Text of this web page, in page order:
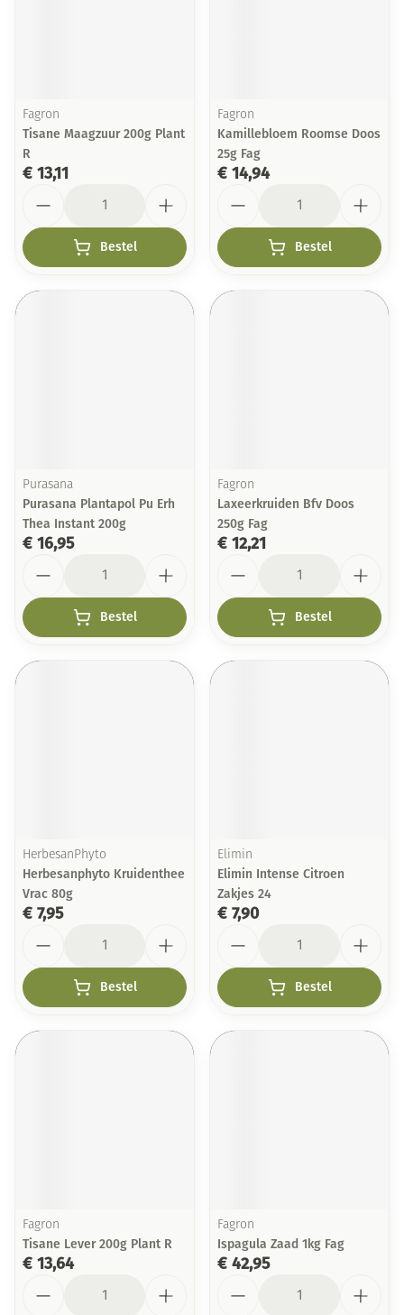
Fagron
Tisane Maagzuur 200g Plant
R
€ 13,11
Bestel
Fagron
Kamillebloem Roomse Doos
25g Fag
€ 14,94
Bestel
Purasana
Purasana Plantapol Pu Erh
Thea Instant 200g
€ 16,95
Bestel
Fagron
Laxeerkruiden Bfv Doos
250g Fag
€ 12,21
Bestel
HerbesanPhyto
Herbesanphyto Kruidenthee
Vrac 80g
€ 7,95
Bestel
Elimin
Elimin Intense Citroen
Zakjes 24
€ 7,90
Bestel
Fagron
Tisane Lever 200g Plant R
€ 13,64
Fagron
Ispagula Zaad 1kg Fag
€ 42,95